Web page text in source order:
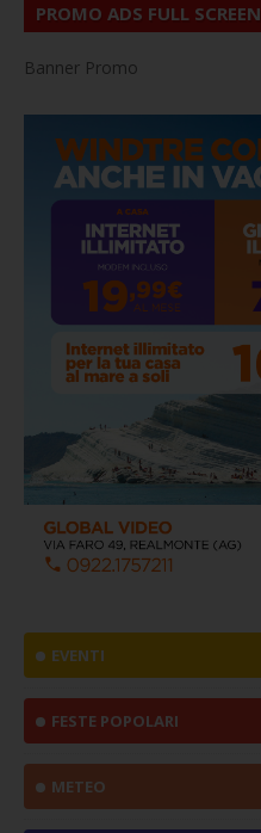
PROMO ADS FULL SCREEN
Banner Promo
EVENTI
FESTE POPOLARI
METEO